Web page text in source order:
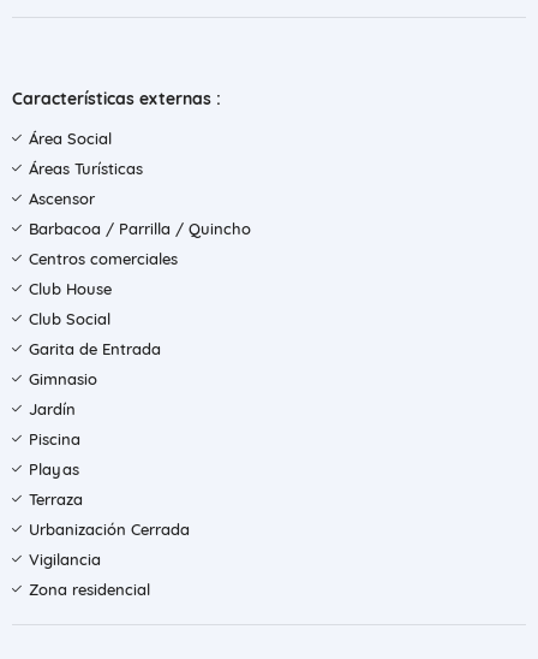
Características externas :
Área Social
Áreas Turísticas
Ascensor
Barbacoa / Parrilla / Quincho
Centros comerciales
Club House
Club Social
Garita de Entrada
Gimnasio
Jardín
Piscina
Playas
Terraza
Urbanización Cerrada
Vigilancia
Zona residencial